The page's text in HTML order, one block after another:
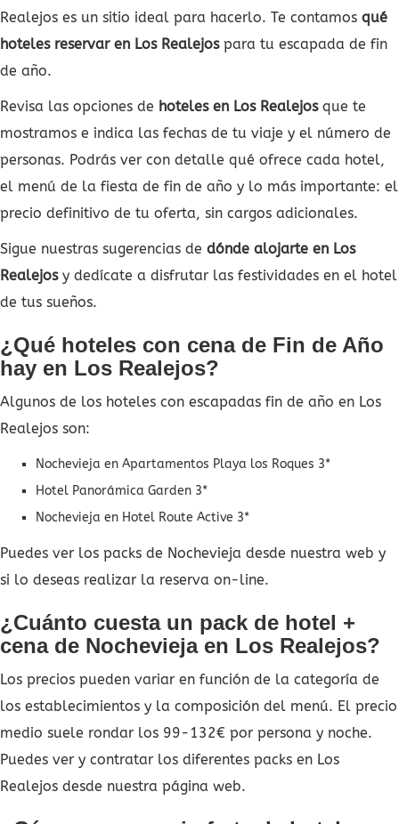
Realejos es un sitio ideal para hacerlo. Te contamos qué
hoteles reservar en Los Realejospara tu escapada de fin
de año.
Revisa las opciones de hoteles en Los Realejosque te
mostramos e indica las fechas de tu viaje y el número de
personas. Podrás ver con detalle qué ofrece cada hotel,
el menú de la fiesta de fin de año y lo más importante: el
precio definitivo de tu oferta, sin cargos adicionales.
Sigue nuestras sugerencias de dónde alojarte en Los
Realejosy dedícate a disfrutar las festividades en el hotel
de tus sueños.
¿Qué hoteles con cena de Fin de Año
hay en Los Realejos?
Algunos de los hoteles con escapadas fin de año en Los
Realejos son:
Nochevieja en Apartamentos Playa los Roques 3*
Hotel Panorámica Garden 3*
Nochevieja en Hotel Route Active 3*
Puedes ver los packs de Nochevieja desde nuestra web y
si lo deseas realizar la reserva on-line.
¿Cuánto cuesta un pack de hotel +
cena de Nochevieja en Los Realejos?
Los precios pueden variar en función de la categoría de
los establecimientos y la composición del menú. El precio
medio suele rondar los 99-132€ por persona y noche.
Puedes ver y contratar los diferentes packs en Los
Realejos desde nuestra página web.